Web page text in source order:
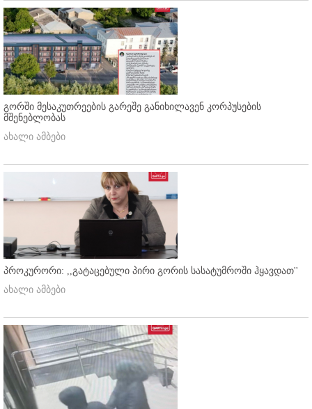
გორში მესაკუთრეების გარეშე განიხილავენ კორპუსების
მშენებლობას
ახალი ამბები
პროკურორი: ,,გატაცებული პირი გორის სასატუმროში ჰყავდათ''
ახალი ამბები